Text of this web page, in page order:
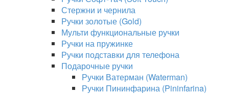
Стержни и чернила
Ручки золотые (Gold)
Мульти функциональные ручки
Ручки на пружинке
Ручки подставки для телефона
Подарочные ручки
Ручки Ватерман (Waterman)
Ручки Пининфарина (Pininfarina)